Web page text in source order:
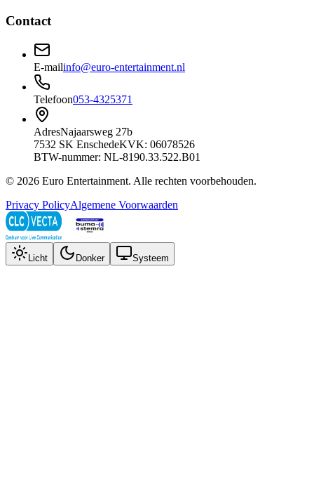
Contact
E-mailinfo@euro-entertainment.nl
Telefoon053-4325371
AdresNajaarsweg 27b
7532 SK EnschedeKVK: 06078526
BTW-nummer: NL-8190.33.522.B01
© 2026 Euro Entertainment. Alle rechten voorbehouden.
Privacy PolicyAlgemene Voorwaarden
Licht Donker Systeem